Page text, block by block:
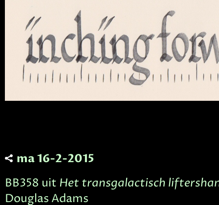
ma 16-2-2015
BB358 uit Het transgalactisch
Douglas Adams